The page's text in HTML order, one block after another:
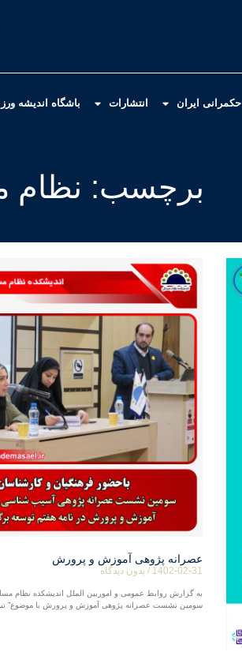
ایران انتشارات باشگاه اندیشه
برچسب: نظام
عصرانه پژوهی آموزش و پرورش
1402-02-31 بدون دیدگاه
به گزارش روابط عمومی و اموربین الملل اندیشکده نظام
سومین نشست عصرانه پژوهی آموزش و پرورش با موضوع”